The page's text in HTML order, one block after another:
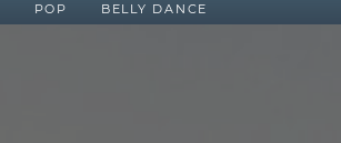
POP BELLY DANCE